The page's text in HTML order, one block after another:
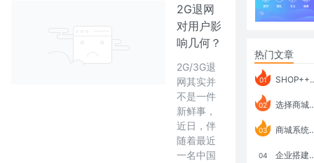
2G退网
对用户影
响几何？
2G/3G退
网其实并
不是一件
新鲜事，
近日，伴
随着最近
一名中国
热门文章
01 SHOP++ B2B2C V9.1 全新发布 新亮点
02 选择商城系统要考虑哪些问题？
03 商城系统如何打通跨境电商模式？
04 企业搭建积分商城系统要注意什么？